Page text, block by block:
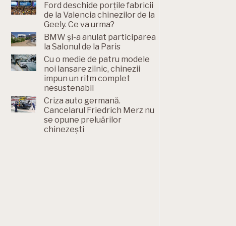
Ford deschide porțile fabricii
de la Valencia chinezilor de la
Geely. Ce va urma?
BMW și-a anulat participarea
la Salonul de la Paris
Cu o medie de patru modele
noi lansare zilnic, chinezii
impun un ritm complet
nesustenabil
Criza auto germană.
Cancelarul Friedrich Merz nu
se opune preluărilor
chinezești